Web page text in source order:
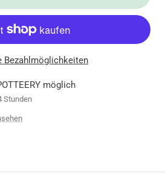
Bezahlmöglichkeiten
möglich
Stunden